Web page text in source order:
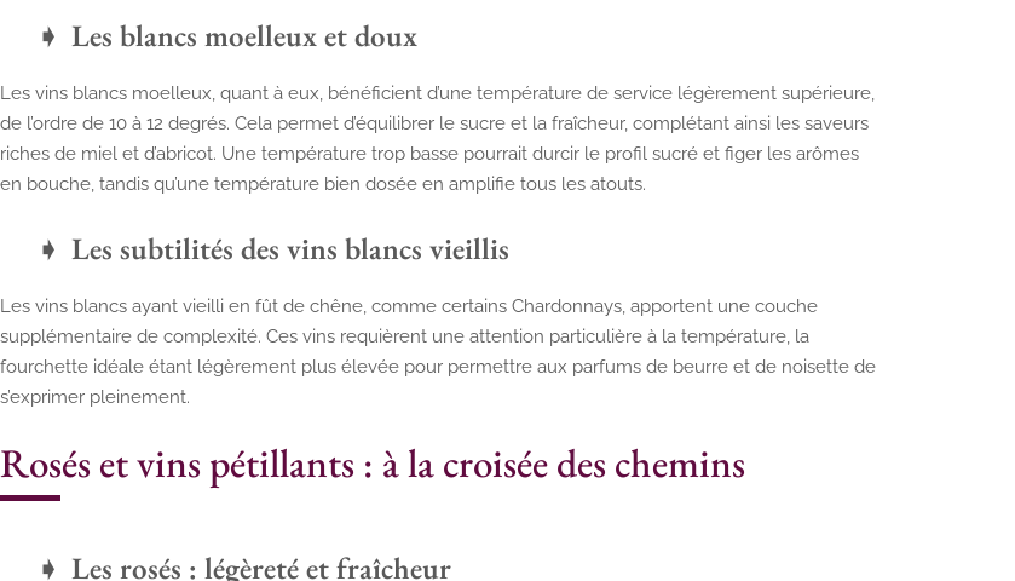
Les blancs moelleux et doux
Les vins blancs moelleux, quant à eux, bénéficient d’une température de service légèrement supérieure,
de l’ordre de 10 à 12 degrés. Cela permet d’équilibrer le sucre et la fraîcheur, complétant ainsi les saveurs
riches de miel et d’abricot. Une température trop basse pourrait durcir le profil sucré et figer les arômes
en bouche, tandis qu’une température bien dosée en amplifie tous les atouts.
Les subtilités des vins blancs vieillis
Les vins blancs ayant vieilli en fût de chêne, comme certains Chardonnays, apportent une couche
supplémentaire de complexité. Ces vins requièrent une attention particulière à la température, la
fourchette idéale étant légèrement plus élevée pour permettre aux parfums de beurre et de noisette de
s’exprimer pleinement.
Rosés et vins pétillants : à la croisée des chemins
Les rosés : légèreté et fraîcheur